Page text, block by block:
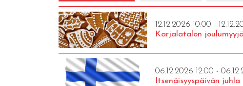
12.12.2026 10:00 -
Karjalatalon
06.12.2026 12:00 -
Itsenäisyyspäivän